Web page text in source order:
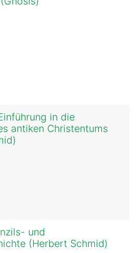
in die
antiken Christentums
und
(Herbert Schmid)